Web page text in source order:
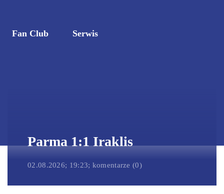
Fan Club Serwis
Parma 1:1 Iraklis
02.08.2026; 19:23; komentarze (0)